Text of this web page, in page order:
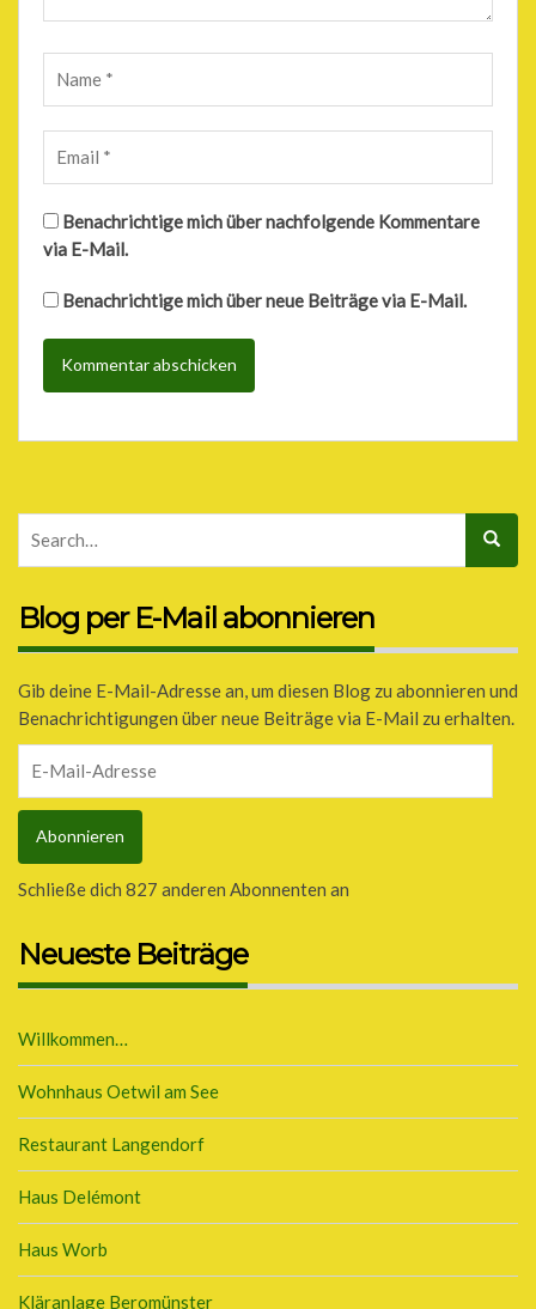
Benachrichtige mich über nachfolgende Kommentare
via E-Mail.
Benachrichtige mich über neue Beiträge via E-Mail.
Blog per E-Mail abonnieren
Gib deine E-Mail-Adresse an, um diesen Blog zu abonnieren und
Benachrichtigungen über neue Beiträge via E-Mail zu erhalten.
Mail-
Adresse
Abonnieren
Schließe dich 827 anderen Abonnenten an
Neueste Beiträge
Willkommen…
Wohnhaus Oetwil am See
Restaurant Langendorf
Haus Delémont
Haus Worb
Kläranlage Beromünster